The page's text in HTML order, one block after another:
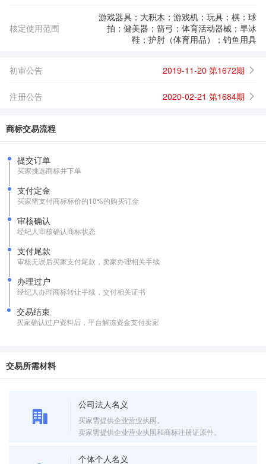
核定使用范围
游戏器具；大积木；游戏机；玩具；棋；球
拍；健美器；箭弓；体育活动器械；旱冰
鞋；护肘（体育用品）；钓鱼用具
初审公告 2019-11-20 第1672期
注册公告 2020-02-21 第1684期
商标交易流程
提交订单
买家挑选商标并下单
支付定金
买家需支付商标标价的10%的购买订金
审核确认
经纪人审核确认商标状态
支付尾款
审核无误后买家支付尾款，卖家办理相关手续
办理过户
经纪人办理商标转让手续，交付相关证书
交易结束
买家确认过户资料后，平台解冻资金支付卖家
交易所需材料
公司法人名义
买家需提供企业营业执照。
卖家需提供企业营业执照和商标注册证原件。
个体个人名义